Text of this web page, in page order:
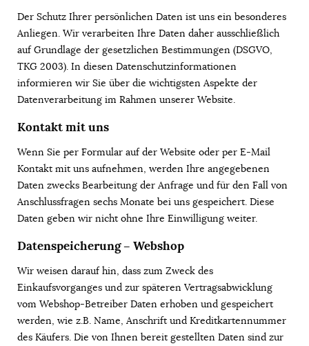
Der Schutz Ihrer persönlichen Daten ist uns ein besonderes
Anliegen. Wir verarbeiten Ihre Daten daher ausschließlich
auf Grundlage der gesetzlichen Bestimmungen (DSGVO,
TKG 2003). In diesen Datenschutzinformationen
informieren wir Sie über die wichtigsten Aspekte der
Datenverarbeitung im Rahmen unserer Website.
Kontakt mit uns
Wenn Sie per Formular auf der Website oder per E-Mail
Kontakt mit uns aufnehmen, werden Ihre angegebenen
Daten zwecks Bearbeitung der Anfrage und für den Fall von
Anschlussfragen sechs Monate bei uns gespeichert. Diese
Daten geben wir nicht ohne Ihre Einwilligung weiter.
Datenspeicherung – Webshop
Wir weisen darauf hin, dass zum Zweck des
Einkaufsvorganges und zur späteren Vertragsabwicklung
vom Webshop-Betreiber Daten erhoben und gespeichert
werden, wie z.B. Name, Anschrift und Kreditkartennummer
des Käufers. Die von Ihnen bereit gestellten Daten sind zur